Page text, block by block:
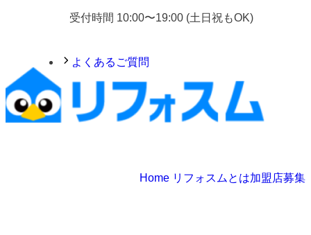
受付時間 10:00〜19:00 (土日祝もOK)
よくあるご質問
Home リフォスムとは加盟店募集